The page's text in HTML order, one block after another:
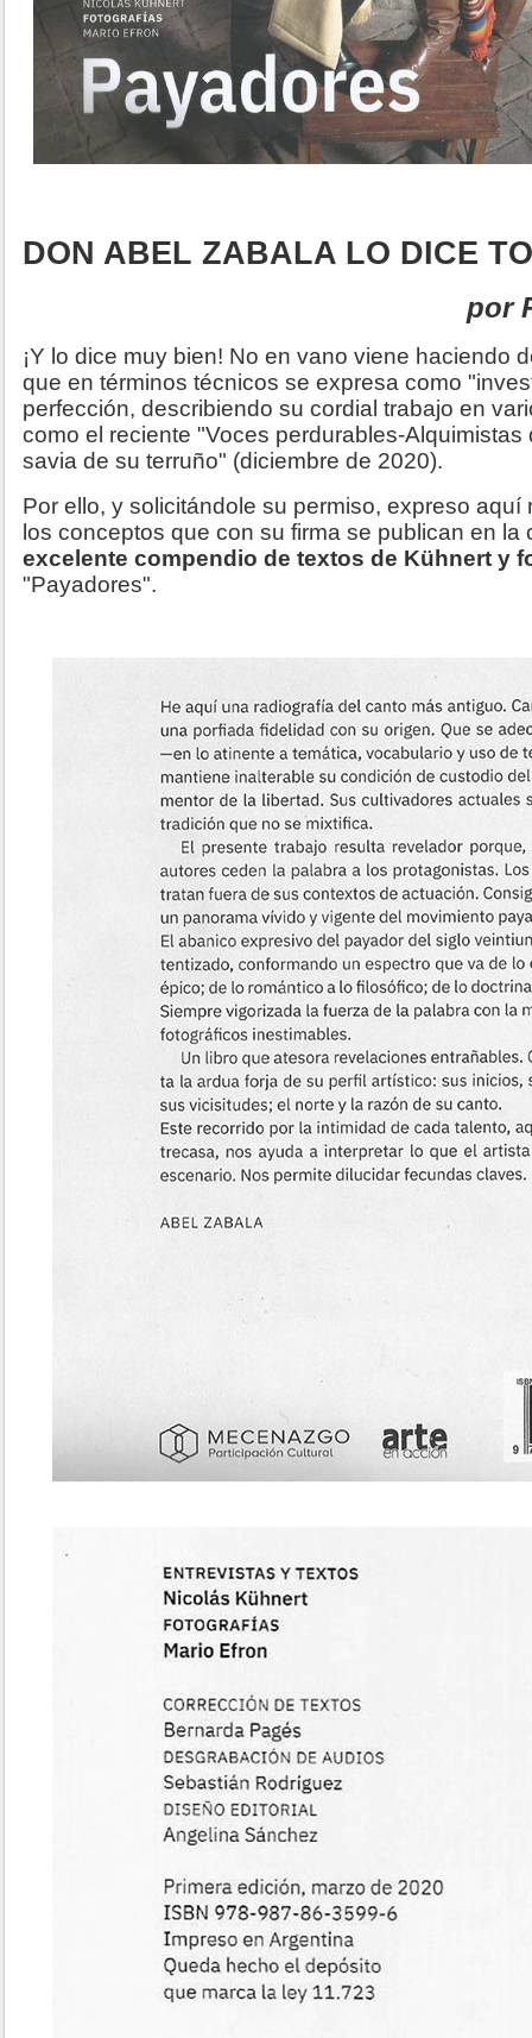
DON ABEL ZABALA LO DICE
por
¡Y lo dice muy bien! No en vano viene haciendo
que en términos técnicos se expresa como
perfección, describiendo su cordial trabajo en
como el reciente "Voces perdurables-
savia de su terruño" (diciembre de 2020).
Por ello, y solicitándole su permiso, expreso aquí
los conceptos que con su firma se publican en la
excelente compendio de textos de Kühnert y
"Payadores".